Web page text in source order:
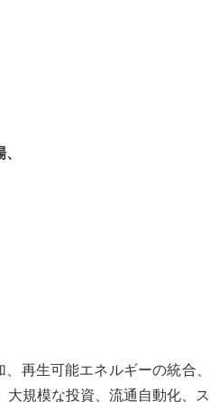
再生可能エネルギーの統
規模な投資、流通自動化